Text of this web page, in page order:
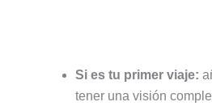
Si es tu primer viaje:
tener una visión